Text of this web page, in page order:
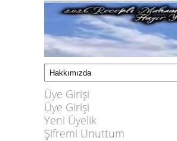
Üye Girişi
Üye Girişi
Yeni Üyelik
Şifremi Unuttum